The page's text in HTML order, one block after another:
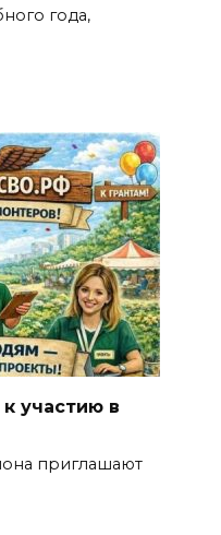
года,
участию в
приглашают